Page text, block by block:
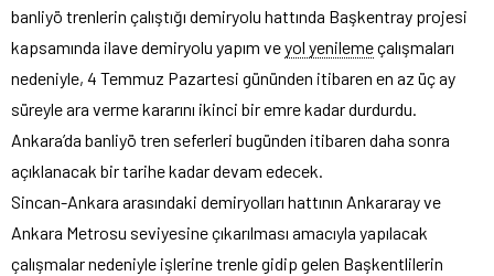
banliyö trenlerin çalıştığı demiryolu hattında Başkentray projesi
kapsamında ilave demiryolu yapım veyol yenilemeçalışmaları
nedeniyle, 4 Temmuz Pazartesi gününden itibaren en az üç ay
süreyle ara verme kararını ikinci bir emre kadar durdurdu.
Ankara’da banliyö tren seferleri bugünden itibaren daha sonra
açıklanacak bir tarihe kadar devam edecek.
Sincan-Ankara arasındaki demiryolları hattının Ankararay ve
Ankara Metrosu seviyesine çıkarılması amacıyla yapılacak
çalışmalar nedeniyle işlerine trenle gidip gelen Başkentlilerin